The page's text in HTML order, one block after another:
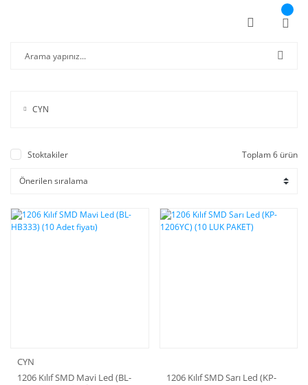
CYN
Stoktakiler Toplam 6 ürün
CYN
1206 Kılıf SMD Mavi Led (BL-
1206 Kılıf SMD Sarı Led (KP-